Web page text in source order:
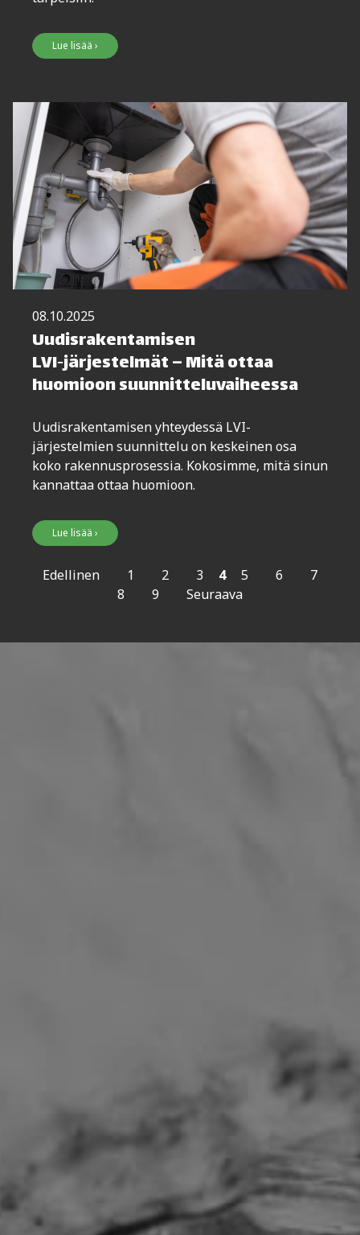
Lue lisää ›
08.10.2025
Uudisrakentamisen
LVI‑järjestelmät – Mitä ottaa
huomioon suunnitteluvaiheessa
Uudisrakentamisen yhteydessä LVI-
järjestelmien suunnittelu on keskeinen osa
koko rakennusprosessia. Kokosimme, mitä sinun
kannattaa ottaa huomioon.
Lue lisää ›
Edellinen 1 2 3 4 5 6
7
8
9 Seuraava